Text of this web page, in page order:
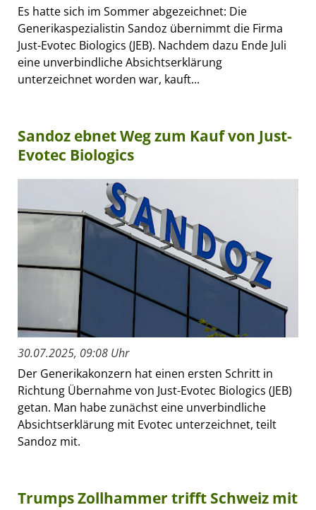
Es hatte sich im Sommer abgezeichnet: Die
Generikaspezialistin Sandoz übernimmt die Firma
Just-Evotec Biologics (JEB). Nachdem dazu Ende Juli
eine unverbindliche Absichtserklärung
unterzeichnet worden war, kauft...
Sandoz ebnet Weg zum Kauf von Just-
Evotec Biologics
30.07.2025, 09:08 Uhr
Der Generikakonzern hat einen ersten Schritt in
Richtung Übernahme von Just-Evotec Biologics (JEB)
getan. Man habe zunächst eine unverbindliche
Absichtserklärung mit Evotec unterzeichnet, teilt
Sandoz mit.
Trumps Zollhammer trifft Schweiz mit